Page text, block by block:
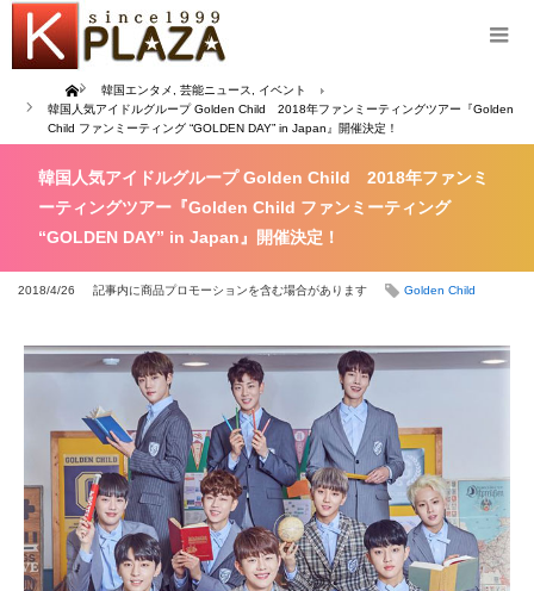
Home 韓国エンタメ 芸能ニュース
イベント
韓国人気アイドルグループ Golden Child 2018年ファンミーティングツアー『Golden
Child ファンミーティング “GOLDEN DAY” in Japan』開催決定！
韓国人気アイドルグループ Golden Child 2018年ファンミ
ーティングツアー『Golden Child ファンミーティング
“GOLDEN DAY” in Japan』開催決定！
2018/4/26 記事内に商品プロモーションを含む場合があります Golden Child